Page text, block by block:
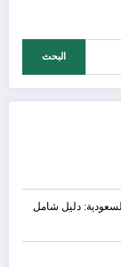
البحث
دليل شامل